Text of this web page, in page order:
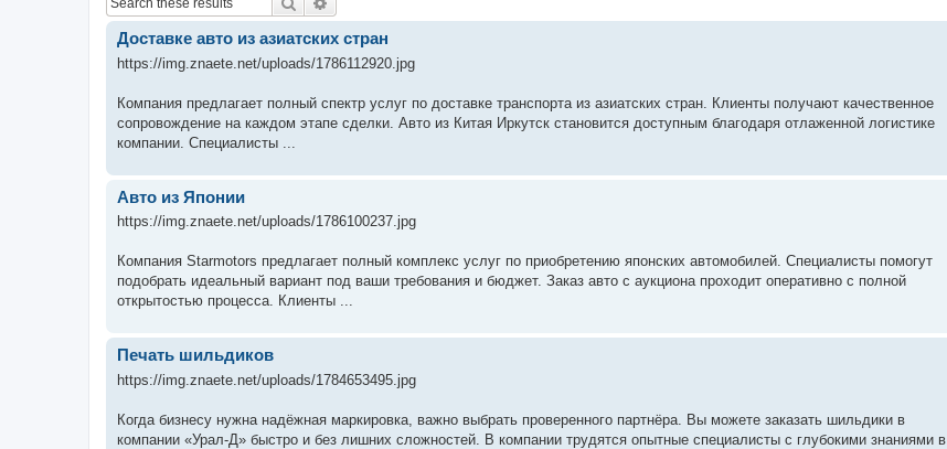
Доставке авто из азиатских стран
https://img.znaete.net/uploads/1786112920.jpg
Компания предлагает полный спектр услуг по доставке транспорта из азиатских стран. Клиенты получают качественное
сопровождение на каждом этапе сделки. Авто из Китая Иркутск становится доступным благодаря отлаженной логистике
компании. Специалисты ...
Авто из Японии
https://img.znaete.net/uploads/1786100237.jpg
Компания Starmotors предлагает полный комплекс услуг по приобретению японских автомобилей. Специалисты помогут
подобрать идеальный вариант под ваши требования и бюджет. Заказ авто с аукциона проходит оперативно с полной
открытостью процесса. Клиенты ...
Печать шильдиков
https://img.znaete.net/uploads/1784653495.jpg
Когда бизнесу нужна надёжная маркировка, важно выбрать проверенного партнёра. Вы можете заказать шильдики в
компании «Урал-Д» быстро и без лишних сложностей. В компании трудятся опытные специалисты с глубокими знаниями в